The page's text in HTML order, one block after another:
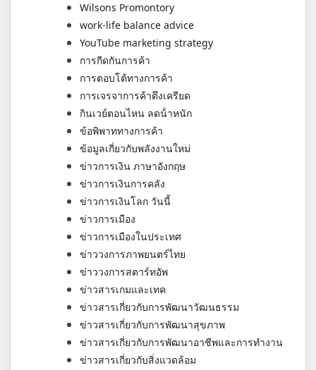
Wilsons Promontory
work-life balance advice
YouTube marketing strategy
การกีดกันการค้า
การตอบโต้ทางการค้า
การเจรจาการค้าตึงเครียด
กินเวย์ตอนไหน ลดน้ําหนัก
ข้อพิพาททางการค้า
ข้อมูลเกี่ยวกับพลังงานใหม่
ข่าวการเงิน ภาษาอังกฤษ
ข่าวการเงินการคลัง
ข่าวการเงินโลก วันนี้
ข่าวการเมือง
ข่าวการเมืองในประเทศ
ข่าววงการภาพยนตร์ไทย
ข่าววงการสตาร์ทอัพ
ข่าวสารเกมและเทค
ข่าวสารเกี่ยวกับการพัฒนาวัฒนธรรม
ข่าวสารเกี่ยวกับการพัฒนาสุขภาพ
ข่าวสารเกี่ยวกับการพัฒนาอาชีพและการทำงาน
ข่าวสารเกี่ยวกับสิ่งแวดล้อม